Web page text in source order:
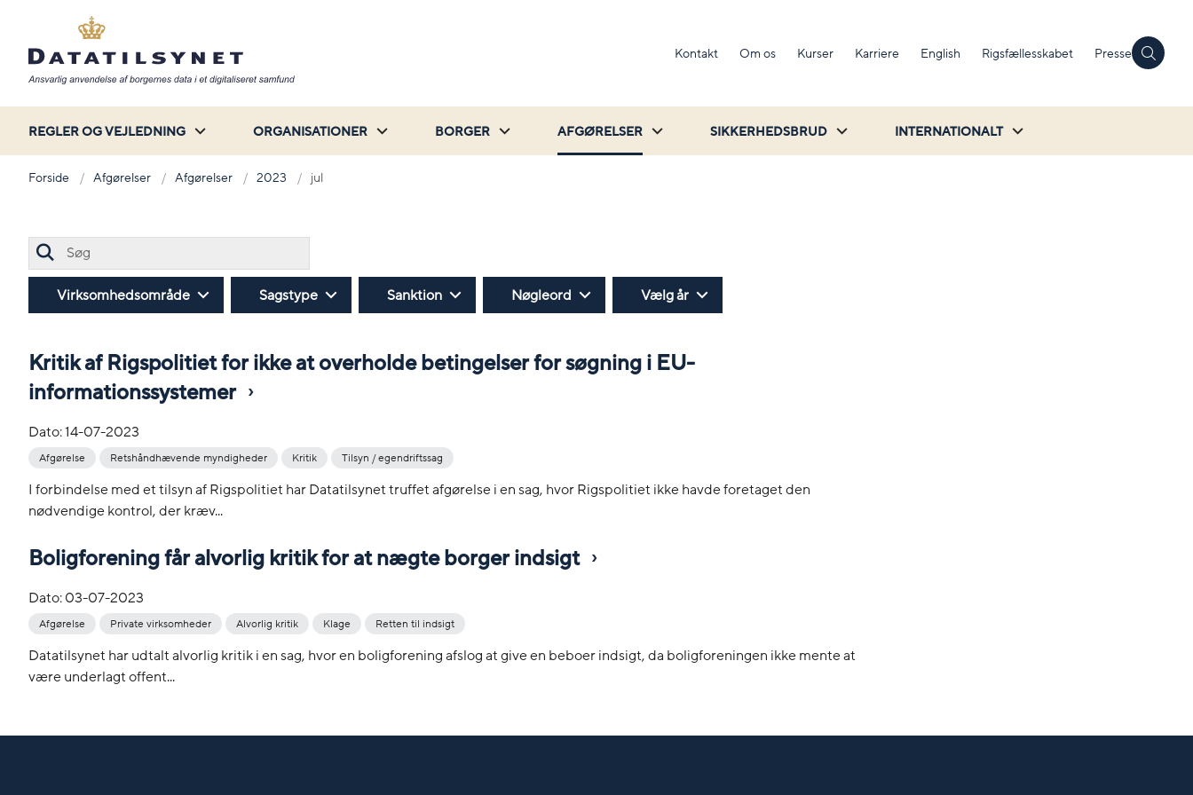
Kontakt Om os Kurser Karriere English Rigsfællesskabet Presse
REGLER OG VEJLEDNING ORGANISATIONER BORGER AFGØRELSER SIKKERHEDSBRUD INTERNATIONALT
Forside Afgørelser Afgørelser 2023 jul
Virksomhedsområde Sagstype Sanktion Nøgleord Vælg år
Kritik af Rigspolitiet for ikke at overholde betingelser for søgning i EU-
informationssystemer
Dato:14-07-2023
Afgørelse Retshåndhævende myndigheder Kritik Tilsyn / egendriftssag
I forbindelse med et tilsyn af Rigspolitiet har Datatilsynet truffet afgørelse i en sag, hvor Rigspolitiet ikke havde foretaget den
nødvendige kontrol, der kræv...
Boligforening får alvorlig kritik for at nægte borger indsigt
Dato:03-07-2023
Afgørelse Private virksomheder Alvorlig kritik Klage Retten til indsigt
Datatilsynet har udtalt alvorlig kritik i en sag, hvor en boligforening afslog at give en beboer indsigt, da boligforeningen ikke mente at
være underlagt offent...